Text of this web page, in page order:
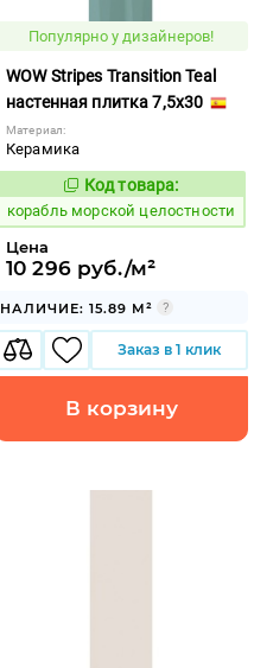
Популярно у дизайнеров!
WOW Stripes Transition Teal
настенная плитка 7,5x30
Материал:
Керамика
773243
Код товара:
корабль морской целостности
Цена
10 296 руб./м²
НАЛИЧИЕ: 15.89 М²
Заказ в 1 клик
В корзину